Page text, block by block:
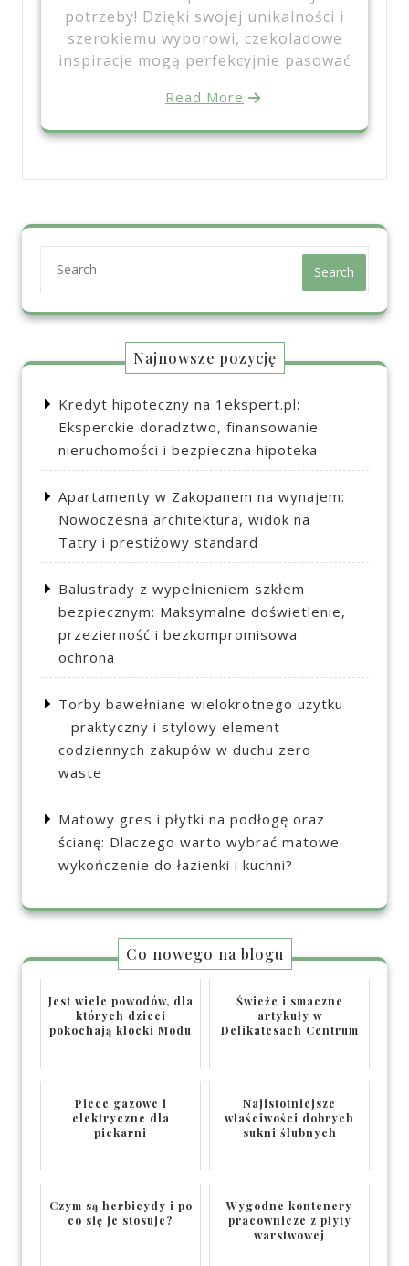
potrzeby! Dzięki swojej unikalności i
szerokiemu wyborowi, czekoladowe
inspiracje mogą perfekcyjnie pasować
Read More
Search
Najnowsze pozycję
Kredyt hipoteczny na 1ekspert.pl:
Eksperckie doradztwo, finansowanie
nieruchomości i bezpieczna hipoteka
Apartamenty w Zakopanem na wynajem:
Nowoczesna architektura, widok na
Tatry i prestiżowy standard
Balustrady z wypełnieniem szkłem
bezpiecznym: Maksymalne doświetlenie,
przezierność i bezkompromisowa
ochrona
Torby bawełniane wielokrotnego użytku
– praktyczny i stylowy element
codziennych zakupów w duchu zero
waste
Matowy gres i płytki na podłogę oraz
ścianę: Dlaczego warto wybrać matowe
wykończenie do łazienki i kuchni?
Co nowego na blogu
Jest wiele powodów, dla
których dzieci
pokochają klocki Modu
Świeże i smaczne
artykuły w
Delikatesach Centrum
Piece gazowe i
elektryczne dla
piekarni
Najistotniejsze
właściwości dobrych
sukni ślubnych
Czym są herbicydy i po
co się je stosuje?
Wygodne kontenery
pracownicze z płyty
warstwowej